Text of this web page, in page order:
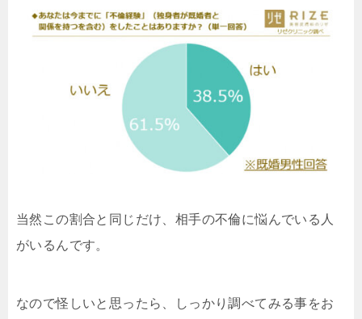
当然この割合と同じだけ、相手の不倫に悩んでいる人
がいるんです。
なので怪しいと思ったら、しっかり調べてみる事をお